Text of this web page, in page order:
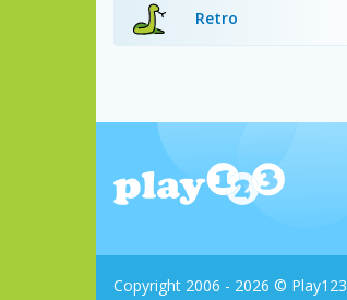
Retro
Copyright 2006 - 2026 © Play123